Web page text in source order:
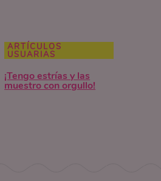
ARTÍCULOS
USUARIAS
¡Tengo estrías y las
muestro con orgullo!